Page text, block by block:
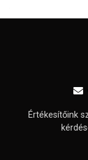
Értékesítőink